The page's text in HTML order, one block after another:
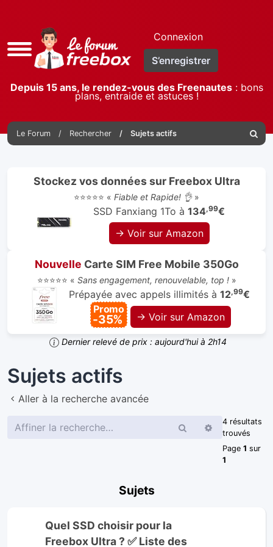
Accès
rapide
Connexion
S’enregistrer
Depuis 15 ans, le rendez-vous des Freenautes: bons
plans, entraide et astuces !
Le Forum Rechercher Sujets actifs
Stockez vos données sur Freebox Ultra
⭐⭐⭐⭐⭐ « Fiable et Rapide! 👌»
SSD Fanxiang 1To à 134,99€
→ Voir sur Amazon
Nouvelle Carte SIM Free Mobile 350Go
⭐⭐⭐⭐⭐ « Sans engagement, renouvelable, top !»
Prépayée avec appels illimités à 12,99€
Promo
-35% → Voir sur Amazon
Dernier relevé de prix : aujourd'hui à 2h14
Sujets actifs
Aller à la recherche avancée
RechercherRecherche
4 résultats
trouvés
Page 1 sur
1
Sujets
Quel SSD choisir pour la
Freebox Ultra ? ✅ Liste des